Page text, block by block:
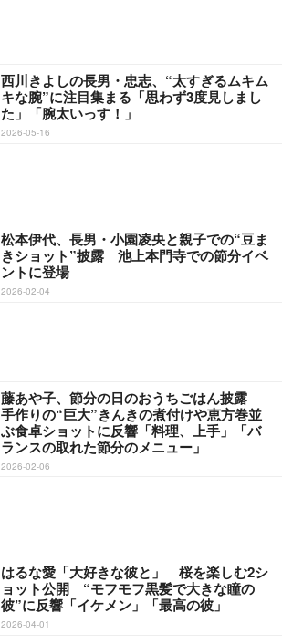
西川きよしの長男・忠志、“太すぎるムキム
キな腕”に注目集まる「思わず3度見しまし
た」「腕太いっす！」
2026-05-16
松本伊代、長男・小園凌央と親子での“豆ま
きショット”披露 池上本門寺での節分イベ
ントに登場
2026-02-04
藤あや子、節分の日のおうちごはん披露
手作りの“巨大”きんきの煮付けや恵方巻並
ぶ食卓ショットに反響「料理、上手」「バ
ランスの取れた節分のメニュー」
2026-02-06
はるな愛「大好きな彼と」 桜を楽しむ2シ
ョット公開 “モフモフ黒髪で大きな瞳の
彼”に反響「イケメン」「最高の彼」
2026-04-01